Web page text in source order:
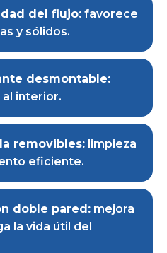
del flujo: favorece
y sólidos.
desmontable:
interior.
removibles: limpieza
eficiente.
doble pared: mejora
la vida útil del